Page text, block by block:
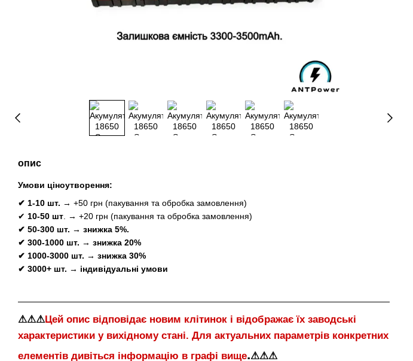
опис
Умови ціноутворення:
✔ 1-10 шт. → +50 грн (пакування та обробка замовлення)
✔ 10-50 шт . → +20 грн (пакування та обробка замовлення)
✔ 50-300 шт. → знижка 5%.
✔ 300-1000 шт. → знижка 20%
✔ 1000-3000 шт. → знижка 30%
✔ 3000+ шт. → індивідуальні умови
⚠⚠⚠Цей опис відповідає новим клітинок і відображає їх заводські
характеристики у вихідному стані. Для актуальних параметрів конкретних
елементів дивіться інформацію в графі вище.⚠⚠⚠